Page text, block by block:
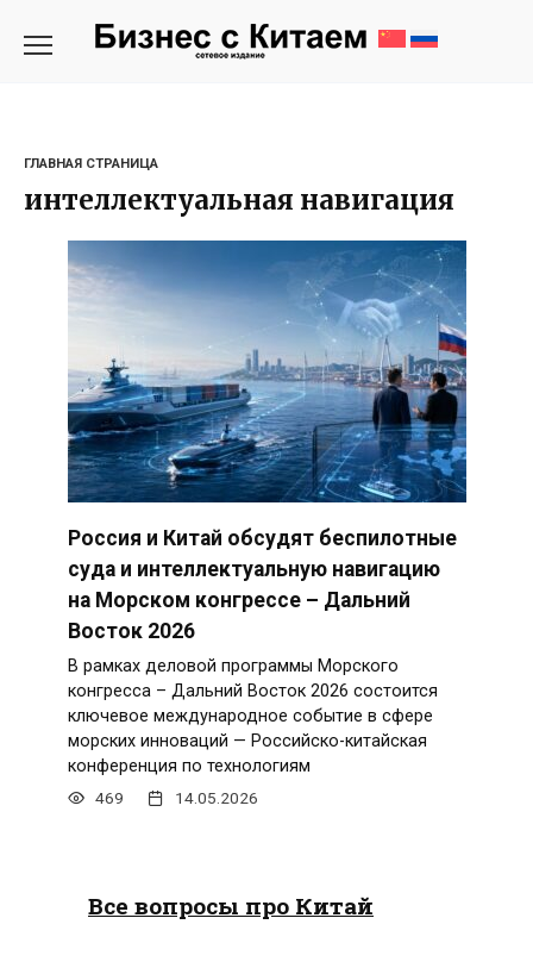
ГЛАВНАЯ СТРАНИЦА
интеллектуальная навигация
Россия и Китай обсудят беспилотные
суда и интеллектуальную навигацию
на Морском конгрессе – Дальний
Восток 2026
В рамках деловой программы Морского
конгресса – Дальний Восток 2026 состоится
ключевое международное событие в сфере
морских инноваций — Российско-китайская
конференция по технологиям
469 14.05.2026
Все вопросы про Китай